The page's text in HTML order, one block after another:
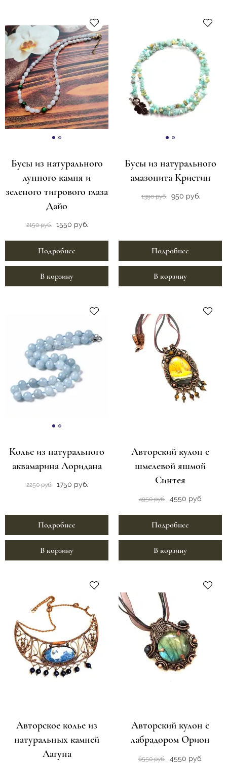
Бусы из натурального
лунного камня и
зеленого тигрового глаза
Дайо
2150 руб. 1550 руб.
Подробнее
В корзину
Бусы из натурального
амазонита Кристин
1390 руб. 950 руб.
Подробнее
В корзину
Колье из натурального
аквамарина Лоридана
2250 руб. 1750 руб.
Подробнее
В корзину
Авторский кулон с
шмелевой яшмой
Синтея
4950 руб. 4550 руб.
Подробнее
В корзину
Авторское колье из
натуральных камней
Лагуна
Авторский кулон с
лабрадором Орион
6550 руб. 4550 руб.